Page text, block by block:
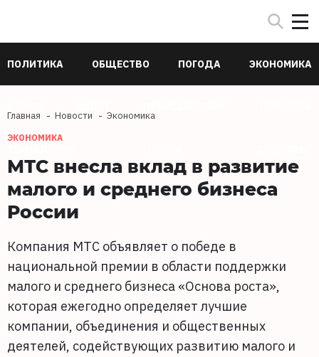
ПОЛИТИКА ОБЩЕСТВО ПОГОДА ЭКОНОМИКА
Главная Новости Экономика
ЭКОНОМИКА
МТС внесла вклад в развитие
малого и среднего бизнеса
России
Компания МТС объявляет о победе в
национальной премии в области поддержки
малого и среднего бизнеса «Основа роста»,
которая ежегодно определяет лучшие
компании, объединения и общественных
деятелей, содействующих развитию малого и